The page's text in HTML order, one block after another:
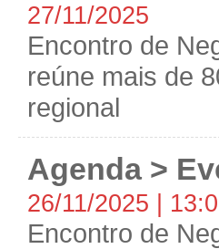
27/11/2025
Encontro de
reúne mais de
regional
Agenda >
26/11/2025 |
Encontro de